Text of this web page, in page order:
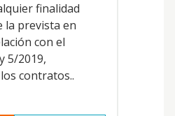
finalidad
la prevista en
con el
5/2019,
contratos..